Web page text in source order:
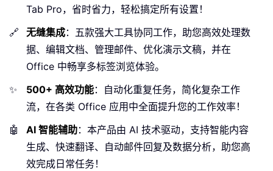
Tab Pro，省时省力，轻松搞定所有设置！
🔗
无缝集成：五款强大工具协同工作，助您高效处理数
据、编辑文档、管理邮件、优化演示文稿，并在
Office 中畅享多标签浏览体验。
✨
500+ 高效功能：自动化重复任务，简化复杂工作
流，在各类 Office 应用中全面提升您的工作效率！
🤖
AI 智能辅助：本产品由 AI 技术驱动，支持智能内容
生成、快速翻译、自动邮件回复及数据分析，助您高
效完成日常任务！